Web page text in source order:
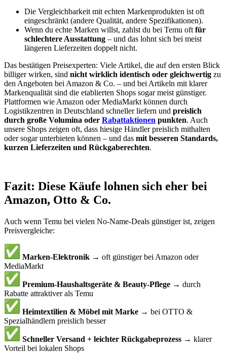
Die Vergleichbarkeit mit echten Markenprodukten ist oft
eingeschränkt (andere Qualität, andere Spezifikationen).
Wenn du echte Marken willst, zahlst du bei Temu oft für
schlechtere Ausstattung – und das lohnt sich bei meist
längeren Lieferzeiten doppelt nicht.
Das bestätigen Preisexperten: Viele Artikel, die auf den ersten Blick
billiger wirken, sind nicht wirklich identisch oder gleichwertig zu
den Angeboten bei Amazon & Co. – und bei Artikeln mit klarer
Markenqualität sind die etablierten Shops sogar meist günstiger.
Plattformen wie Amazon oder MediaMarkt können durch
Logistikzentren in Deutschland schneller liefern und preislich
durch große Volumina oder Rabattaktionen punkten. Auch
unsere Shops zeigen oft, dass hiesige Händler preislich mithalten
oder sogar unterbieten können – und das mit besseren Standards,
kurzen Lieferzeiten und Rückgaberechten.
Fazit: Diese Käufe lohnen sich eher bei
Amazon, Otto & Co.
Auch wenn Temu bei vielen No-Name-Deals günstiger ist, zeigen
Preisvergleiche:
Marken-Elektronik → oft günstiger bei Amazon oder
MediaMarkt
Premium-Haushaltsgeräte & Beauty-Pflege → durch
Rabatte attraktiver als Temu
Heimtextilien & Möbel mit Marke → bei OTTO &
Spezialhändlern preislich besser
Schneller Versand + leichter Rückgabeprozess → klarer
Vorteil bei lokalen Shops